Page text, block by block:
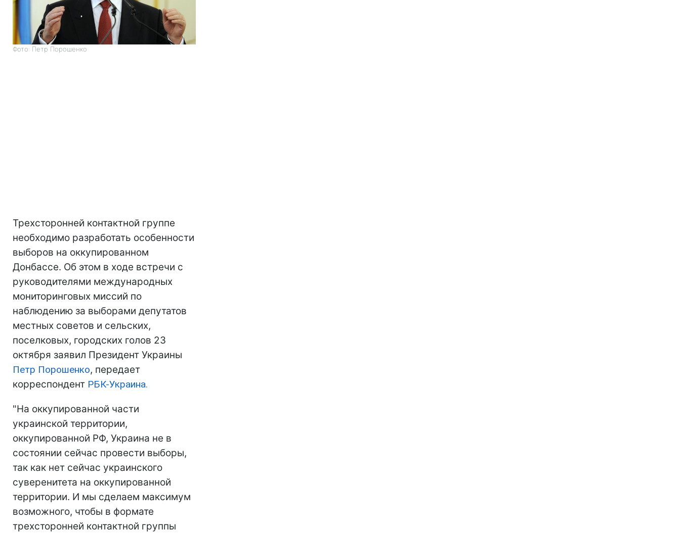
Фото: Петр Порошенко
Трехсторонней контактной группе
необходимо разработать особенности
выборов на оккупированном
Донбассе. Об этом в ходе встречи с
руководителями международных
мониторинговых миссий по
наблюдению за выборами депутатов
местных советов и сельских,
поселковых, городских голов 23
октября заявил Президент Украины
Петр Порошенко, передает
корреспондент РБК-Украина.
"На оккупированной части
украинской территории,
оккупированной РФ, Украина не в
состоянии сейчас провести выборы,
так как нет сейчас украинского
суверенитета на оккупированной
территории. И мы сделаем максимум
возможного, чтобы в формате
трехсторонней контактной группы